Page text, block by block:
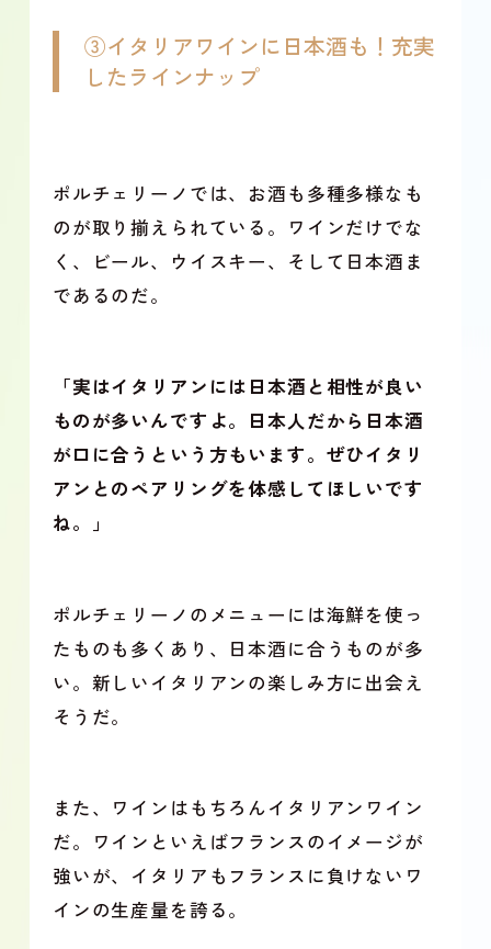
③イタリアワインに日本酒も！充実
したラインナップ
ポルチェリーノでは、お酒も多種多様なも
のが取り揃えられている。ワインだけでな
く、ビール、ウイスキー、そして日本酒ま
であるのだ。
「実はイタリアンには日本酒と相性が良い
ものが多いんですよ。日本人だから日本酒
が口に合うという方もいます。ぜひイタリ
アンとのペアリングを体感してほしいです
ね。」
ポルチェリーノのメニューには海鮮を使っ
たものも多くあり、日本酒に合うものが多
い。新しいイタリアンの楽しみ方に出会え
そうだ。
また、ワインはもちろんイタリアンワイン
だ。ワインといえばフランスのイメージが
強いが、イタリアもフランスに負けないワ
インの生産量を誇る。